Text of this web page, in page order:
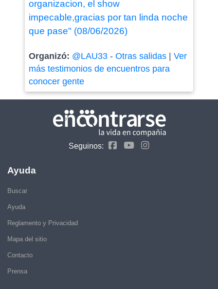
organizacion, el show
impecable,gracias por tan linda noche
que pase" (08/06/2026)
Organizó: @LAU33- Otras salidas| Ver
más testimonios de encuentros para
conocer gente
Seguinos:
Ayuda
Buscar
Ayuda
Reglamento y Privacidad
Mapa del sitio
Contacto
Prensa